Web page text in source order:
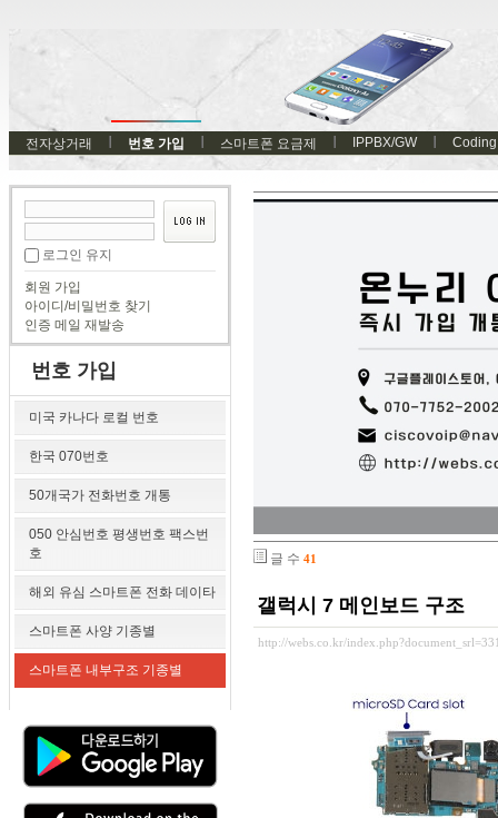
전자상거래 번호 가입 스마트폰 요금제 IPPBX/GW Coding
로그인 유지
회원 가입
아이디/비밀번호 찾기
인증 메일 재발송
번호 가입
미국 카나다 로컬 번호
한국 070번호
50개국가 전화번호 개통
050 안심번호 평생번호 팩스번
호
해외 유심 스마트폰 전화 데이타
스마트폰 사양 기종별
스마트폰 내부구조 기종별
글 수 41
갤럭시 7 메인보드 구조
http://webs.co.kr/